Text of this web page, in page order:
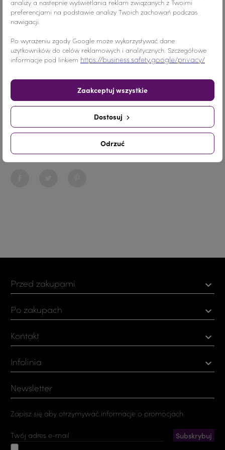
Materiał Akryl
Nr.Kategorii nr. katalogowy 201
- + Dodaj do koszyka
Udostępnij
Przed zakupami 
Po zakupach 
Kontakt 
Infolinia 
analizy a nastepnie wyświetlania reklam związanych z Twoimi
preferencjami na podstawie analizy Twoich zachowań podczas
nawigacji.
Po wyrażeniu zgody Google może wykorzystywać dane
użytkowników do celów reklamowych i analitycznych. Szczegółowe
informacje pod linkiem https://business.safety.google/privacy/
Odrzuć
Dostosuj
Zaakceptuj wszystkie
Newsletter
Zapisz się aby otrzymywać informacje o promocjach.